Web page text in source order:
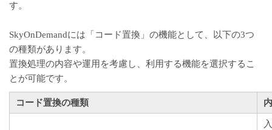
す。
SkyOnDemandには「コード置換」の機能として、以下の3つ
の種類があります。
置換処理の内容や運用を考慮し、利用する機能を選択するこ
とが可能です。
コード置換の種類